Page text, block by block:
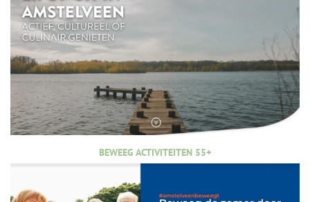
BEWEEG ACTIVITEITEN 55+